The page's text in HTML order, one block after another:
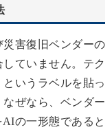
害復旧ベンダーの
ていません。テク
いうラベルを貼っ
ぜなら、ベンダー
の一形態であると